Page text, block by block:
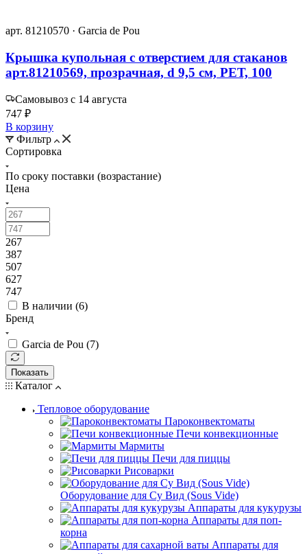
арт. 81210570 · Garcia de Pou
Крышка купольная с отверстием для стаканов
арт.81210569, прозрачная, d 9,5 см, РЕТ, 100
Самовывоз с 14 августа
747 ₽
В корзину
Фильтр
Сортировка
По сроку поставки (возрастание)
Цена
267
387
507
627
747
В наличии (6)
Бренд
Garcia de Pou (7)
Показать
Каталог
Тепловое оборудование
Пароконвектоматы
Печи конвекционные
Мармиты
Печи для пиццы
Рисоварки
Оборудование для Су Вид (Sous Vide)
Аппараты для кукурузы
Аппараты для поп-
корна
Аппараты для